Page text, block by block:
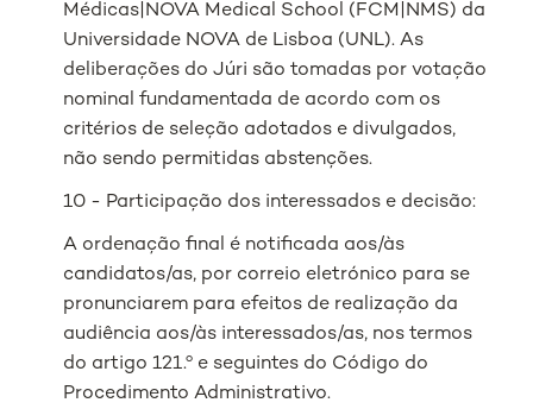
Médicas|NOVA Medical School (FCM|NMS) da
Universidade NOVA de Lisboa (UNL). As
deliberações do Júri são tomadas por votação
nominal fundamentada de acordo com os
critérios de seleção adotados e divulgados,
não sendo permitidas abstenções.
10 - Participação dos interessados e decisão:
A ordenação final é notificada aos/às
candidatos/as, por correio eletrónico para se
pronunciarem para efeitos de realização da
audiência aos/às interessados/as, nos termos
do artigo 121.º e seguintes do Código do
Procedimento Administrativo.